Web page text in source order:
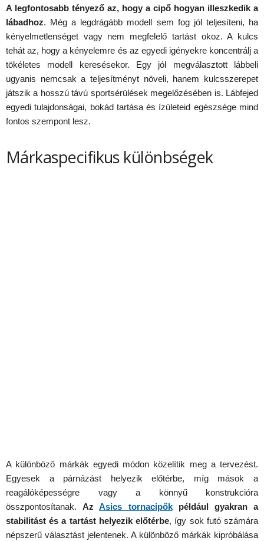
A legfontosabb tényező az, hogy a cipő hogyan illeszkedik a
lábadhoz. Még a legdrágább modell sem fog jól teljesíteni, ha
kényelmetlenséget vagy nem megfelelő tartást okoz. A kulcs
tehát az, hogy a kényelemre és az egyedi igényekre koncentrálj a
tökéletes modell keresésekor. Egy jól megválasztott lábbeli
ugyanis nemcsak a teljesítményt növeli, hanem kulcsszerepet
játszik a hosszú távú sportsérülések megelőzésében is. Lábfejed
egyedi tulajdonságai, bokád tartása és ízületeid egészsége mind
fontos szempont lesz.
Márkaspecifikus különbségek
A különböző márkák egyedi módon közelítik meg a tervezést.
Egyesek a párnázást helyezik előtérbe, míg mások a
reagálóképességre vagy a könnyű konstrukcióra
összpontosítanak.AzAsics tornacipőkpéldául gyakran a
stabilitástés a tartást helyezik előtérbe, így sok futó számára
népszerű választást jelentenek. A különböző márkák kipróbálása